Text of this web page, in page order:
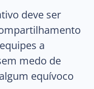
deve ser
a
medo de
equívoco